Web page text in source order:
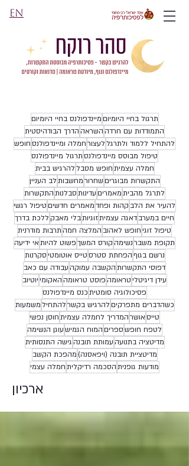
EN
תרגול בחיי היומיוםמיינדפולנס בחיי היומיום
התמודדות עם חרדההשראההדרך הבודהיסטית
להתחיל ללמוד ולתרגללעצורחמלה ומיינדפולנסחופש
טיפול מבוסס מיינדפולנסתרגול מיינדפולנס
חמלה עצמיתחופש מסבללהרגיש בבית
התקשרות מבוגריםשחרורמחשבותלב העניין
לתרגל מהביתמאמריםעדינותסבלנותהתקשרות
להעיר את הלב קהות ופחדמאמרים חדשיםטיפול רגשי
חיים במערבדאגה עצמיתזוגיותבלי מאבקללכת בדרך
טיפול זוגיחופש לאהוב המלצה חמהתרבות מודרנית
תקופת משברנשימהקורס המשךפשוט להיותאי ידיעה
נרשם בגוףהפחתת סטרסטייס אוטומטיסקרנות
דפוסי התקשרותהקשבה עמוקהעבודה עם כאב
עידן דיגיטליטראומהפוסט טראומההאקומייוטיוב
פסיכולוגיה סומטיתכנס מיינדפולנס
כשהדברים מתפרקיםלהרגיש בקשרלהתחילמשמעות
טייסאושרהמדריך לחמלה עצמיתחוסן נפשי
לטפח חופשספריםהמוח הגמישעוגן הנשימה
מדיטציה בתנועהעמותת תובנהגישה התנסותית
מדיטציית תובנה (ויפאסנה)מהפכת הקשב
מודעות גופניתהסכמה רדיקליתחמלה עצמי
ארכיון